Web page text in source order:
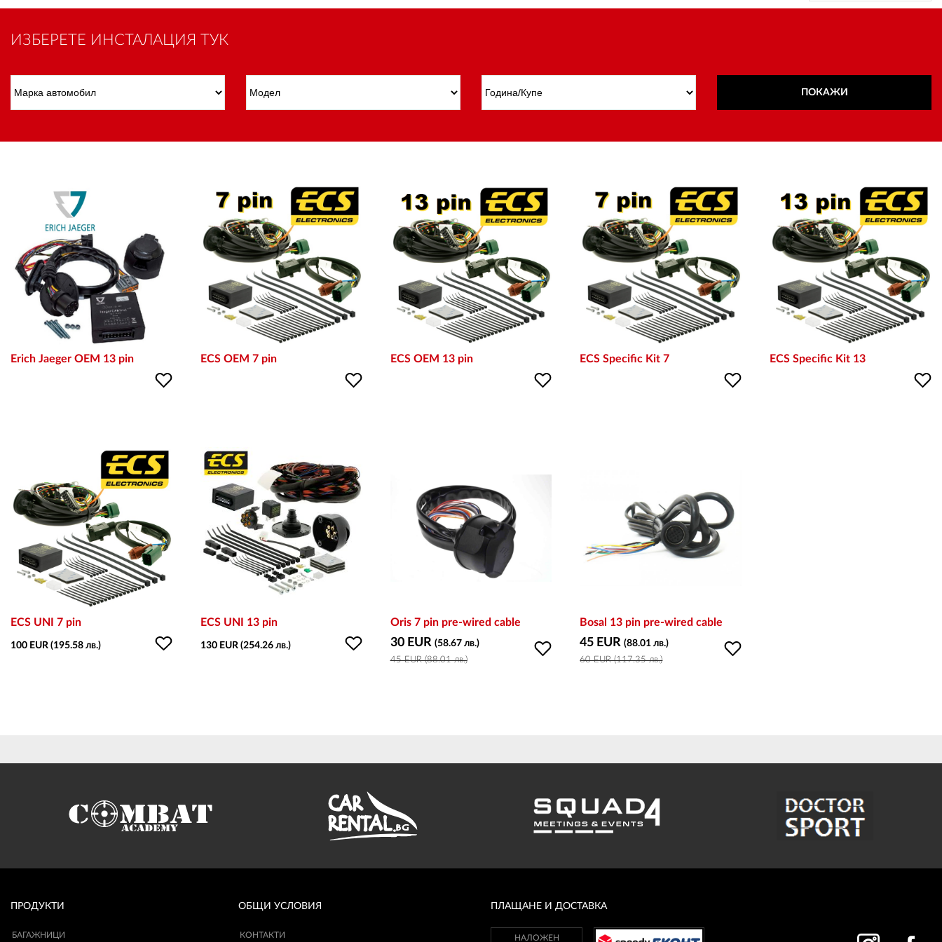
ИЗБЕРЕТЕ ИНСТАЛАЦИЯ ТУК
ПОКАЖИ
Erich Jaeger OEM 13 pin ECS OEM 7 pin ECS OEM 13 pin ECS Specific Kit 7 ECS Specific Kit 13
ECS UNI 7 pin
100 EUR (195.58 лв.)
ECS UNI 13 pin
130 EUR (254.26 лв.)
Oris 7 pin pre-wired cable
30 EUR (58.67 лв.)
45 EUR (88.01 лв.)
Bosal 13 pin pre-wired cable
45 EUR(88.01 лв.)
60 EUR (117.35 лв.)
ПРОДУКТИ
БАГАЖНИЦИ
ОБЩИ УСЛОВИЯ
КОНТАКТИ
ПЛАЩАНЕ И ДОСТАВКА
НАЛОЖЕН